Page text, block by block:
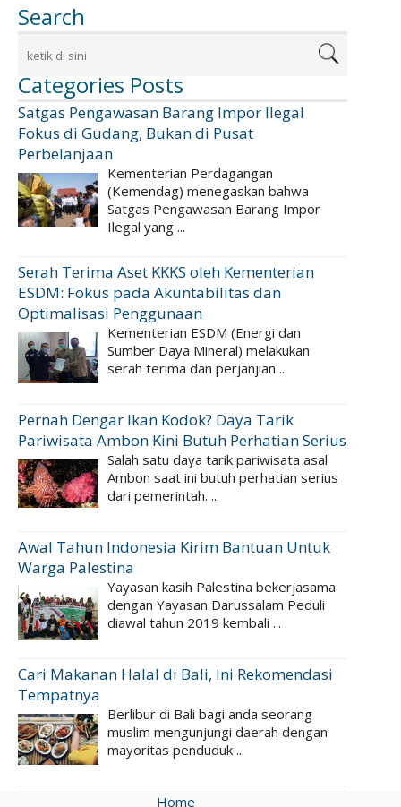
Search
Categories Posts
Satgas Pengawasan Barang Impor Ilegal
Fokus di Gudang, Bukan di Pusat
Perbelanjaan
Kementerian Perdagangan
(Kemendag) menegaskan bahwa
Satgas Pengawasan Barang Impor
Ilegal yang ...
Serah Terima Aset KKKS oleh Kementerian
ESDM: Fokus pada Akuntabilitas dan
Optimalisasi Penggunaan
Kementerian ESDM (Energi dan
Sumber Daya Mineral) melakukan
serah terima dan perjanjian ...
Pernah Dengar Ikan Kodok? Daya Tarik
Pariwisata Ambon Kini Butuh Perhatian Serius
Salah satu daya tarik pariwisata asal
Ambon saat ini butuh perhatian serius
dari pemerintah. ...
Awal Tahun Indonesia Kirim Bantuan Untuk
Warga Palestina
Yayasan kasih Palestina bekerjasama
dengan Yayasan Darussalam Peduli
diawal tahun 2019 kembali ...
Cari Makanan Halal di Bali, Ini Rekomendasi
Tempatnya
Berlibur di Bali bagi anda seorang
muslim mengunjungi daerah dengan
mayoritas penduduk ...
Home